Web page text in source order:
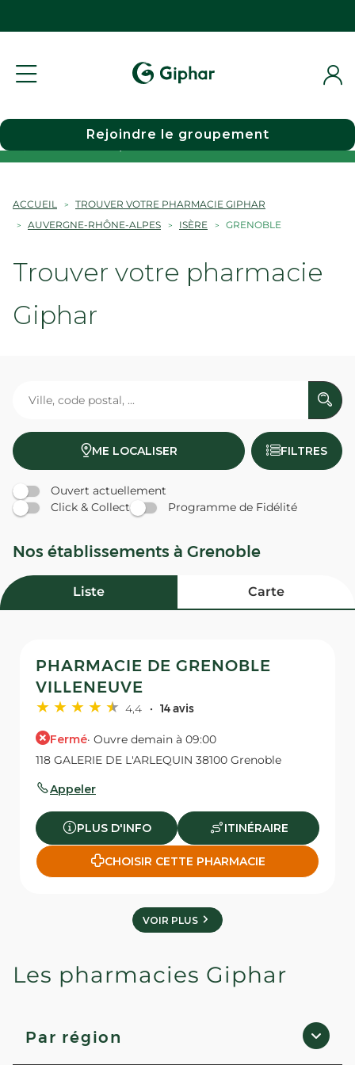
Choisir une pharmacie
Rejoindre le groupement
ACCUEIL
TROUVER VOTRE PHARMACIE GIPHAR
AUVERGNE-RHÔNE-ALPES
ISÈRE GRENOBLE
Trouver votre pharmacie
Giphar
ME LOCALISER FILTRES
Ouvert actuellement
Click & Collect
Programme de Fidélité
Nos établissements à Grenoble
Liste Carte
PHARMACIE DE GRENOBLE
VILLENEUVE
4,4 14 avis
Fermé· Ouvre demain à 09:00
118 GALERIE DE L'ARLEQUIN 38100 Grenoble
Appeler
PLUS D'INFO ITINÉRAIRE
CHOISIR CETTE PHARMACIE
VOIR PLUS
Les pharmacies Giphar
Par région